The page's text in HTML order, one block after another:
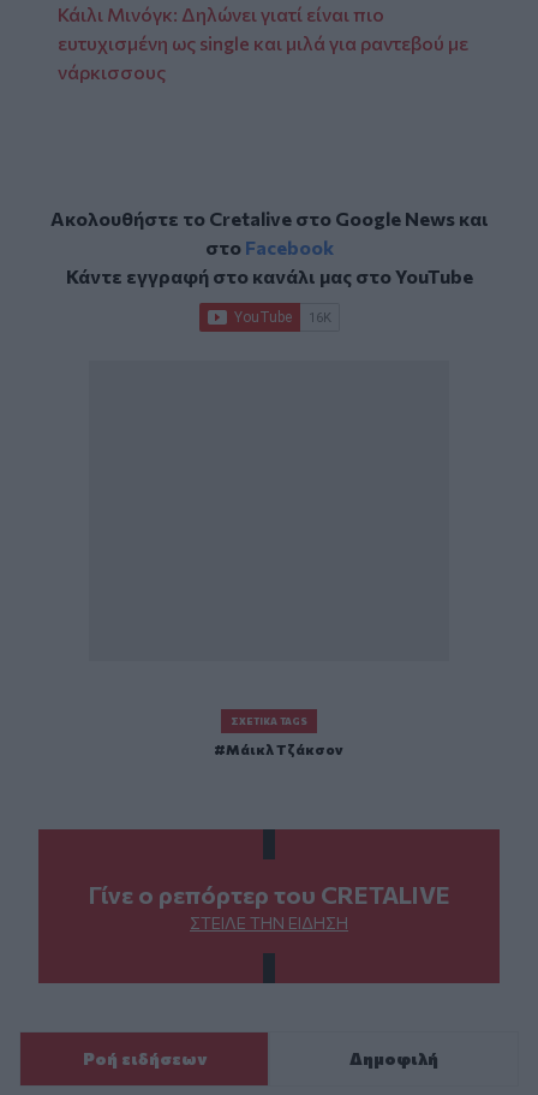
Κάιλι Μινόγκ: Δηλώνει γιατί είναι πιο
ευτυχισμένη ως single και μιλά για ραντεβού με
νάρκισσους
Ακολουθήστε το Cretalive στο Google Newsκαι
στο Facebook
Κάντε εγγραφή στο κανάλι μας στοYouTube
ΣΧΕΤΙΚΆ TAGS
Μάικλ Τζάκσον
Γίνε ο ρεπόρτερ του CRETALIVE
ΣΤΕΊΛΕ ΤΗΝ ΕΊΔΗΣΗ
Ροή ειδήσεων Δημοφιλή